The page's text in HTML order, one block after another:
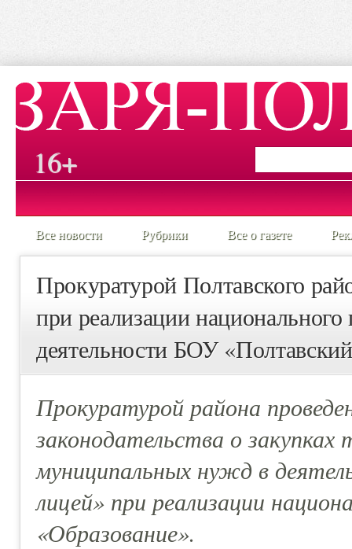
16+
Все новости Рубрики Все о газете
Прокуратурой Полтавского
при реализации
деятельности БОУ
Прокуратурой района
законодательства о закупках
муниципальных нужд в
лицей» при реализации
«Образование».